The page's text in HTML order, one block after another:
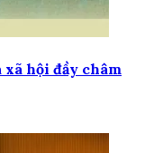
hội đầy châm